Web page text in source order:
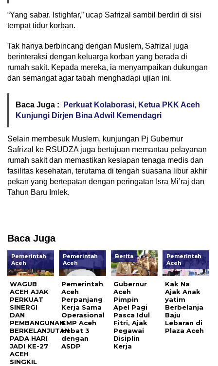
“Yang sabar. Istighfar,” ucap Safrizal sambil berdiri di sisi
tempat tidur korban.
Tak hanya berbincang dengan Muslem, Safrizal juga
berinteraksi dengan keluarga korban yang berada di
rumah sakit. Kepada mereka, ia menyampaikan dukungan
dan semangat agar tabah menghadapi ujian ini.
Baca Juga :
Perkuat Kolaborasi, Ketua PKK Aceh
Kunjungi Dirjen Bina Adwil Kemendagri
Selain membesuk Muslem, kunjungan Pj Gubernur
Safrizal ke RSUDZA juga bertujuan memantau pelayanan
rumah sakit dan memastikan kesiapan tenaga medis dan
fasilitas kesehatan, terutama di tengah suasana libur akhir
pekan yang bertepatan dengan peringatan Isra Mi’raj dan
Tahun Baru Imlek.
Baca Juga
Pemerintah
Aceh
WAGUB
ACEH AJAK
PERKUAT
SINERGI
DAN
PEMBANGUNAN
BERKELANJUTAN
PADA HARI
JADI KE-27
ACEH
SINGKIL
Pemerintah
Aceh
Pemerintah
Aceh
Perpanjang
Kerja Sama
Operasional
KMP Aceh
Hebat 3
dengan
ASDP
Berita
Gubernur
Aceh
Pimpin
Apel Pagi
Pasca Idul
Fitri, Ajak
Pegawai
Disiplin
Kerja
Pemerintah
Aceh
Kak Na
Ajak Anak
yatim
Berbelanja
Baju
Lebaran di
Plaza Aceh